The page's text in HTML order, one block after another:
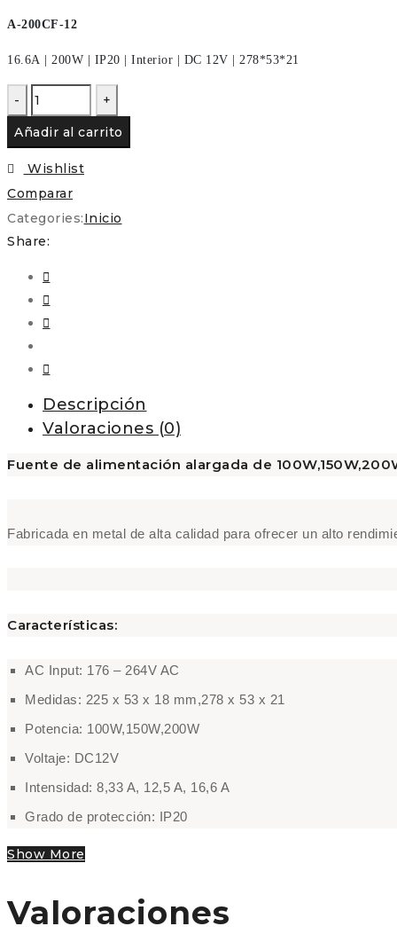
A-200CF-12
16.6A 200W IP20 Interior DC 12V 278*53*21
Fuente
de
alimentación
alargada
12V
serie
Añadir al carrito
Wishlist
Comparar
Categories:Inicio
Share:
Descripción
Valoraciones (0)
Fuente de alimentación alargada de
Fabricada en metal de alta calidad para ofrecer un alto
Características:
AC Input: 176 – 264V AC
Medidas: 225 x 53 x 18 mm,278 x 53 x 21
Potencia: 100W,150W,200W
Voltaje: DC12V
Intensidad: 8,33 A, 12,5 A, 16,6 A
Grado de protección: IP20
Show More
Valoraciones